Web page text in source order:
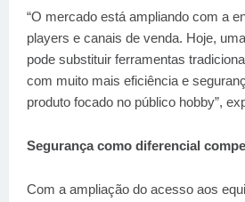
“O mercado está ampliando com a
players e canais de venda. Hoje,
pode substituir ferramentas
com muito mais eficiência e
produto focado no público hobby”,
Segurança como diferencial
Com a ampliação do acesso aos